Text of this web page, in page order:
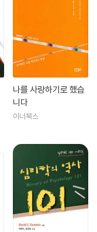
나를 사랑하기로 했습
니다
이너북스